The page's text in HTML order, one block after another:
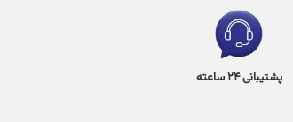
پشتیبانی 24 ساعته